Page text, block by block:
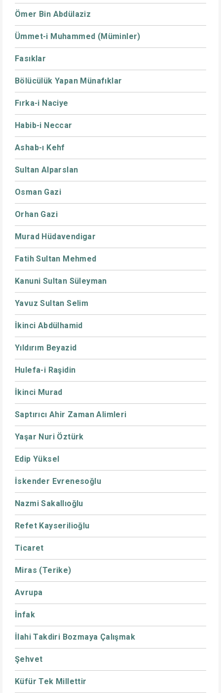
Ömer Bin Abdülaziz
Ümmet-i Muhammed (Müminler)
Fasıklar
Bölücülük Yapan Münafıklar
Fırka-i Naciye
Habib-i Neccar
Ashab-ı Kehf
Sultan Alparslan
Osman Gazi
Orhan Gazi
Murad Hüdavendigar
Fatih Sultan Mehmed
Kanuni Sultan Süleyman
Yavuz Sultan Selim
İkinci Abdülhamid
Yıldırım Beyazid
Hulefa-i Raşidin
İkinci Murad
Saptırıcı Ahir Zaman Alimleri
Yaşar Nuri Öztürk
Edip Yüksel
İskender Evrenesoğlu
Nazmi Sakallıoğlu
Refet Kayserilioğlu
Ticaret
Miras (Terike)
Avrupa
İnfak
İlahi Takdiri Bozmaya Çalışmak
Şehvet
Küfür Tek Millettir